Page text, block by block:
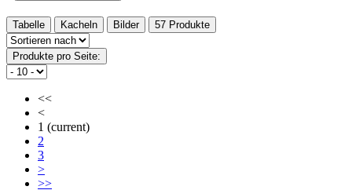
Tabelle Kacheln Bilder 57 Produkte
Produkte pro Seite:
<<
<
1 (current)
2
3
>
>>